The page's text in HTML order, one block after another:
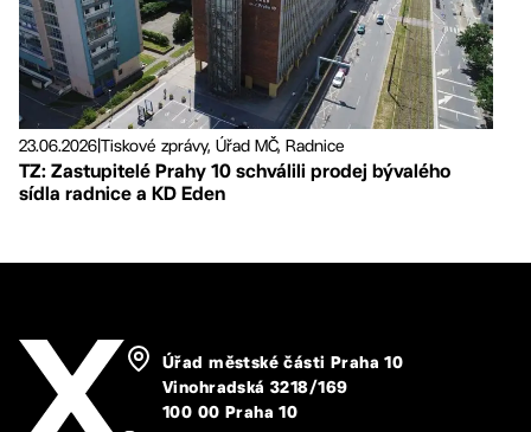
23.06.2026Tiskové zprávy, Úřad MČ, Radnice
TZ: Zastupitelé Prahy 10 schválili prodej bývalého
sídla radnice a KD Eden
Úřad městské části Praha 10
Vinohradská 3218/169
100 00 Praha 10